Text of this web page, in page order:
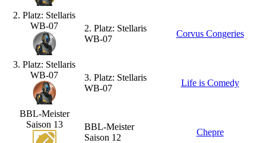
2. Platz: Stellaris
WB-07
2. Platz: Stellaris
WB-07
Corvus Congeries
3. Platz: Stellaris
WB-07
3. Platz: Stellaris
WB-07
Life is Comedy
BBL-Meister
Saison 13
BBL-Meister
Saison 12
Chepre